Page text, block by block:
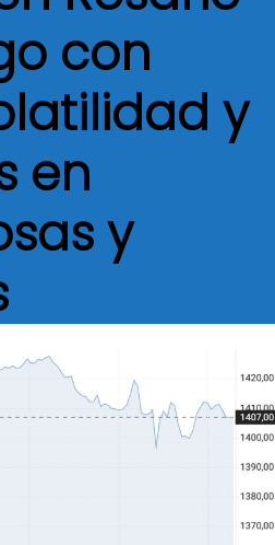
con
y
en
y